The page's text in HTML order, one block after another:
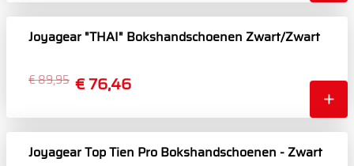
Joyagear "THAI" Bokshandschoenen Zwart/Zwart
€ 76,46
€ 89,95
Joyagear Top Tien Pro Bokshandschoenen - Zwart